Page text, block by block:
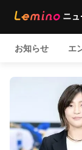
お知らせ エ